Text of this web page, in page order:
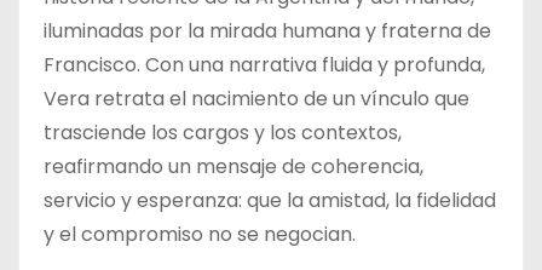
iluminadas por la mirada humana y fraterna de
Francisco. Con una narrativa fluida y profunda,
Vera retrata el nacimiento de un vínculo que
trasciende los cargos y los contextos,
reafirmando un mensaje de coherencia,
servicio y esperanza: que la amistad, la fidelidad
y el compromiso no se negocian.